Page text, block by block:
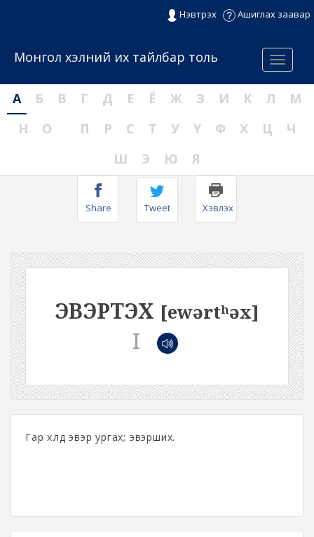
Нэвтрэх Ашиглах заавар
Menu
Монгол хэлний их тайлбар толь
А Б В Г Д Е Ё Ж З И К Л
М
Н
О П Р С Т У Ү Ф Х Ц
Ч
Ш
Э Ю Я
Share Tweet Хэвлэх
ЭВЭРТЭХ [ewərtʰəx]
I
Гар хөлд эвэр ургах; эвэрших.